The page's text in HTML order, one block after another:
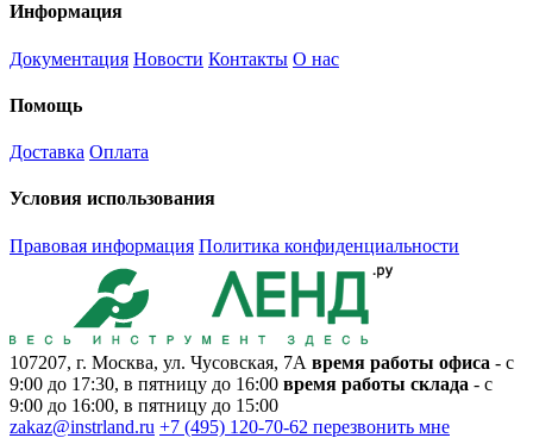
Информация
Документация Новости Контакты О нас
Помощь
Доставка Оплата
Условия использования
Правовая информация Политика конфиденциальности
107207, г. Москва, ул. Чусовская, 7А время работы офиса - с
9:00 до 17:30, в пятницу до 16:00 время работы склада - с
9:00 до 16:00, в пятницу до 15:00
zakaz@instrland.ru +7 (495) 120-70-62 перезвонить мне